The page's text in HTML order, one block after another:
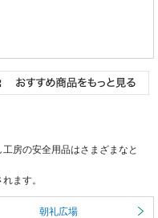
房の安全用品はさまざまなと
ます。
朝礼広場